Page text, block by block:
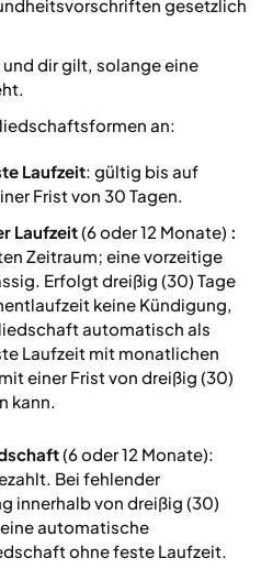
gesetzlich
und dir gilt, solange eine
an:
Laufzeit: gültig bis auf
Frist von 30 Tagen.
Laufzeit(6 oder 12 Monate) :
Zeitraum; eine vorzeitige
Erfolgt dreißig (30) Tage
keine Kündigung,
automatisch als
Laufzeit mit monatlichen
einer Frist von dreißig (30)
kann.
(6 oder 12 Monate):
Bei fehlender
innerhalb von dreißig (30)
automatische
ohne feste Laufzeit.